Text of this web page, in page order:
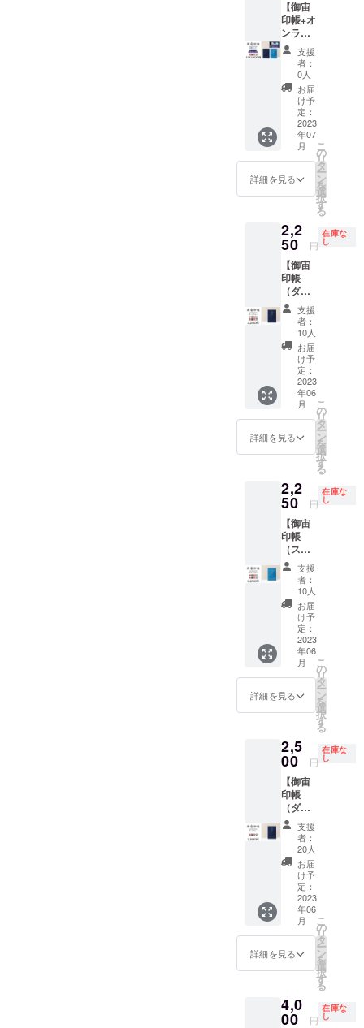
いサイ
ズの御
朱印帳
と同じ
大きさ
です。
人工衛
星かる
た、天
井プラ
ネタリ
ウムの
出張投
影サー
ビスの
セット
です。
宇宙を
巡る楽
しみ
と、ご
家族や
集まっ
た時に
宇宙を
楽しむ
ことが
できる
「人工
衛星か
た」、
いつも
の場所
がプラ
ネタリ
ウムに
なる
「天井
のセッ
トで
す。
（御宙
印帳
縦
162mm
x 横112
ｍｍ x
厚さ140
ｍｍ
重さ約
150g）
小さい
サイズ
の御朱
印帳と
（オリ
ジナル
ステッ
カー
縦
50mm
x 横
70mm
） （人
工衛星
かる
た 読
札、取
札合計
50枚）
プラネ
タリウ
な条件
・部屋
カーx1
枚+人工
衛星か
るたx1
セット
+天井プ
ラネタ
リウム
（1投
影）』
御宙印
（ダー
クブ
ルー）
と（ス
ルー）
の２冊
セット
と、オ
リジナ
ルス
テッ
カー、
人工衛
星かる
た、天
井プラ
ネタリ
ウムの
出張投
影サー
ビスの
巡る楽
しみ
と、ご
家族や
仲間が
集まっ
た時に
宇宙を
楽しむ
ことが
できる
「人工
衛星か
た」、
いつも
の場所
なる
「天井
プラネ
タリウ
ム」と
のセッ
トで
す。
「天井
プラネ
タリウ
ム」の
番組
は、完
全オリ
のプラ
イベー
意いた
しま
【御宙
印帳+オ
ンライ
ンプラ
ネタリ
ウム番
組エン
ドロー
ルへの
お名前
掲載】
『御宙
印帳
（ダー
クブ
ルー）
イブ
ルー）
ｘ各1冊
+オリジ
ナルス
テッ
カーx1
枚+人工
衛星か
るたx1
セット
+オンラ
インプ
ラネタ
リウム
番組エ
ンド
掲載』
御宙印
帳
（ダー
クブ
ルー）
と（ス
カイブ
ルー）
の２冊
セット
と、オ
リジナ
ルス
テッ
カー、
人工衛
ネタリ
ウムの
出張投
影サー
ビスの
セット
です。
宇宙を
巡る楽
しみ
と、ご
家族や
仲間が
集まっ
た時に
楽しむ
ことが
衛星か
る
支援
者：
0人
お届
け予
定：
2023
年07
月
詳細を見る
こ
の
リ
タ
ー
ン
を
選
択
す
る
2,2
50 円
在庫な
し
【御宙
印帳
（ダー
クブ
ルー）
・早期
割引数
量限
定】
『御宙
印帳
（ダー
クブ
ルー）
x1冊+オ
リジナ
テッ
カーx1
枚・早
期割引
限定
品』 御
宙印帳
（ダー
クブ
ルー）
とオリ
ジナル
ステッ
カーの
早期割
引・数
量限定
印帳
縦
162mm
x 横112
ｍｍ x
厚さ140
ｍｍ
重さ約
150g）
（オリ
ジナル
ステッ
カー
50mm
x 横
70mm
印可能
※表面保
支援
者：
10人
お届
け予
定：
2023
年06
月
詳細を見る
こ
の
リ
タ
ー
ン
を
選
択
す
る
2,2
50 円
在庫な
し
【御宙
印帳
（スカ
イブ
ルー）
・早期
割引数
量限
定】
『御宙
印帳
（スカ
イブ
ルー）
x1冊+オ
リジナ
テッ
カーx1
枚・早
期割引
限定
品』 御
宙印帳
（スカ
イブ
ルー）
とオリ
ジナル
ステッ
カーの
早期割
引・数
量限定
印帳
縦
支援
者：
10人
お届
け予
定：
2023
年06
月
詳細を見る
こ
の
リ
タ
ー
ン
を
選
択
す
る
2,5
00 円
在庫な
し
【御宙
印帳
（ダー
クブ
ルー）
・数量
限定割
引】
『御宙
印帳
（ダー
クブ
ルー）
x1冊+オ
リジナ
ルス
カーx1
枚・数
支援
者：
20人
お届
け予
定：
2023
年06
月
詳細を見る
こ
の
リ
タ
ー
ン
を
選
択
す
る
4,0
00 円
在庫な
し